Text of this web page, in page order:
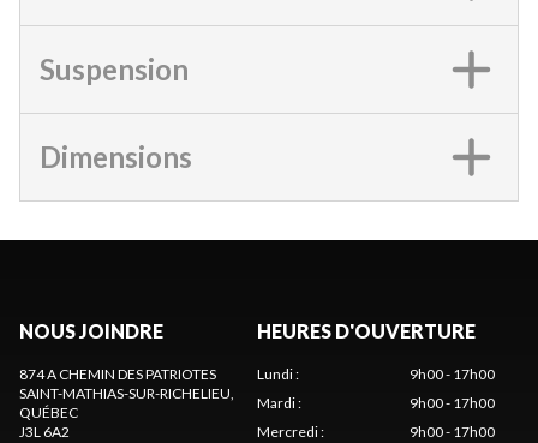
Suspension
Dimensions
NOUS JOINDRE
874 A CHEMIN DES PATRIOTES
SAINT-MATHIAS-SUR-RICHELIEU
QUÉBEC
J3L 6A2
HEURES D'OUVERTURE
Lundi:
9h00 - 17h00
Mardi:
9h00 - 17h00
Mercredi:
9h00 - 17h00